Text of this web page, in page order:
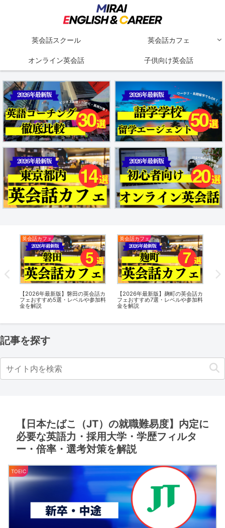
英会話スクール 英会話カフェ
オンライン英会話 子供向け英会話
英会話カフェ
【2025年最新版】表参道の英会話
カフェおすすめ6選・レベルや参加
料金を解説
英会話カフェ
【2026年最新版】向ヶ丘遊園の英
会話カフェおすすめ6選・レベルや
参加料金を解説
記事を探す
【日本たばこ（JT）の就職難易度】内定に
必要な英語力・採用大学・学歴フィルタ
ー・倍率・選考対策を解説
TOEIC